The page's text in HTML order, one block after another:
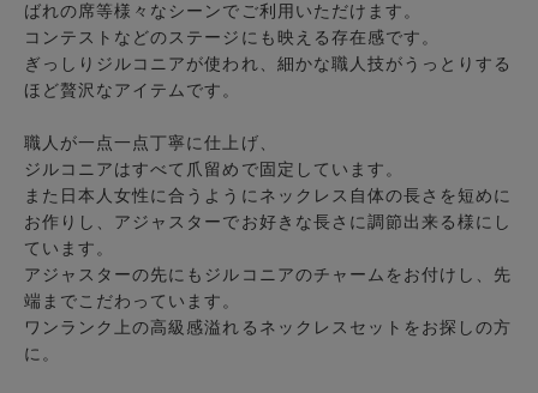
ばれの席等様々なシーンでご利用いただけます。
コンテストなどのステージにも映える存在感です。
ぎっしりジルコニアが使われ、細かな職人技がうっとりする
ほど贅沢なアイテムです。
職人が一点一点丁寧に仕上げ、
ジルコニアはすべて爪留めで固定しています。
また日本人女性に合うようにネックレス自体の長さを短めに
お作りし、アジャスターでお好きな長さに調節出来る様にし
ています。
アジャスターの先にもジルコニアのチャームをお付けし、先
端までこだわっています。
ワンランク上の高級感溢れるネックレスセットをお探しの方
に。